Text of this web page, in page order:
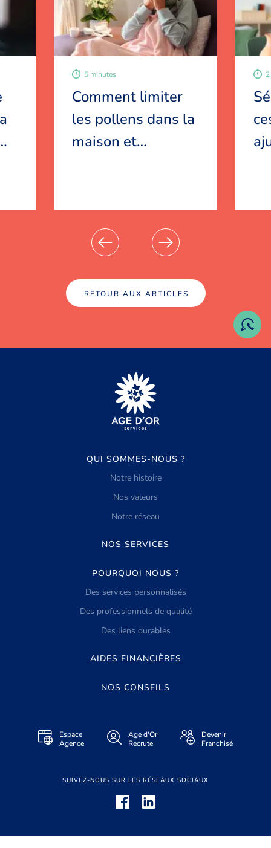
5 minutes
Comment limiter
les pollens dans la
maison et…
RETOUR AUX ARTICLES
QUI SOMMES-NOUS ?
Notre histoire
Nos valeurs
Notre réseau
NOS SERVICES
POURQUOI NOUS ?
Des services personnalisés
Des professionnels de qualité
Des liens durables
AIDES FINANCIÈRES
NOS CONSEILS
Espace
Agence
Age d'Or
Recrute
Devenir
Franchisé
SUIVEZ-NOUS SUR LES RÉSEAUX SOCIAUX